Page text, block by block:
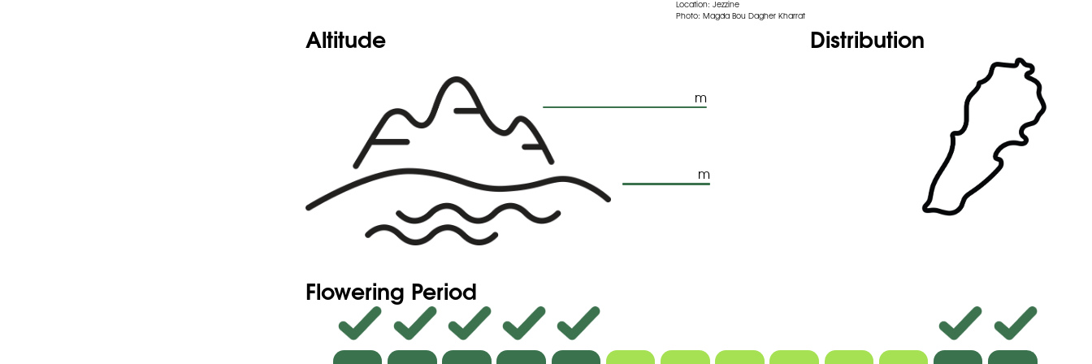
Location: Jezzine
Photo: Magda Bou Dagher Kharrat
Altitude
m
m
Distribution
Flowering Period